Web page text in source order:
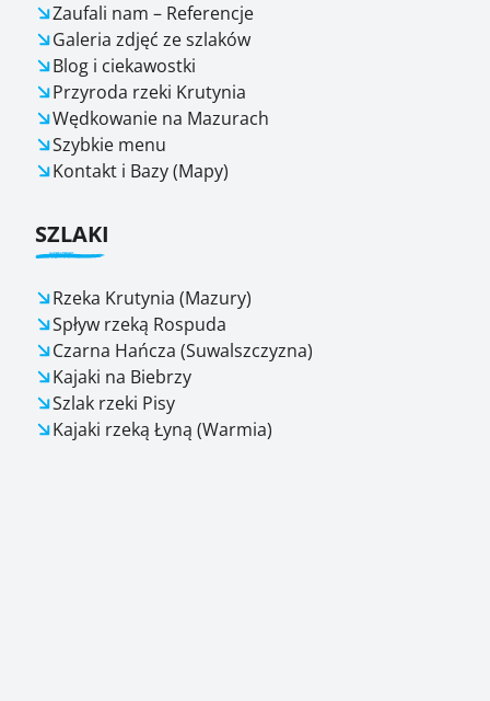
Zaufali nam – Referencje
Galeria zdjęć ze szlaków
Blog i ciekawostki
Przyroda rzeki Krutynia
Wędkowanie na Mazurach
Szybkie menu
Kontakt i Bazy (Mapy)
SZLAKI
Rzeka Krutynia (Mazury)
Spływ rzeką Rospuda
Czarna Hańcza (Suwalszczyzna)
Kajaki na Biebrzy
Szlak rzeki Pisy
Kajaki rzeką Łyną (Warmia)